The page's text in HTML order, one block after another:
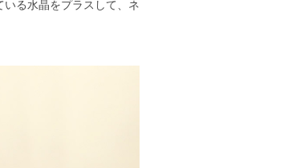
る水晶をプラスして、ネ